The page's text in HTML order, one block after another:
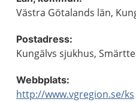
Västra Götalands län,
Postadress:
Kungälvs sjukhus,
Webbplats:
http://www.vgregion.se/ks